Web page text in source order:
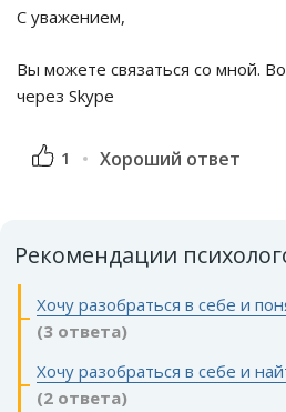
С уважением,
Вы можете связаться со мной.
через Skype
1 Хороший ответ
Рекомендации
Хочу разобраться в себе и
(3 ответа)
Хочу разобраться в себе и
(2 ответа)